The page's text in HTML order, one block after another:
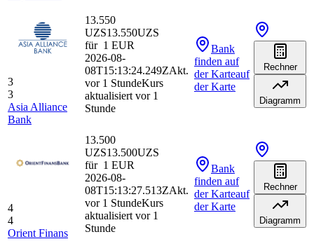
3
3
Asia Alliance
Bank
13.550
UZS13.550UZS
für 1 EUR
2026-08-
08T15:13:24.249ZAkt.
vor 1 StundeKurs
aktualisiert vor 1
Stunde
Bank
finden auf
der Karteauf
der Karte
Rechner
Diagramm
4
4
Orient Finans
13.500
UZS13.500UZS
für 1 EUR
2026-08-
08T15:13:27.513ZAkt.
vor 1 StundeKurs
aktualisiert vor 1
Stunde
Bank
finden auf
der Karteauf
der Karte
Rechner
Diagramm